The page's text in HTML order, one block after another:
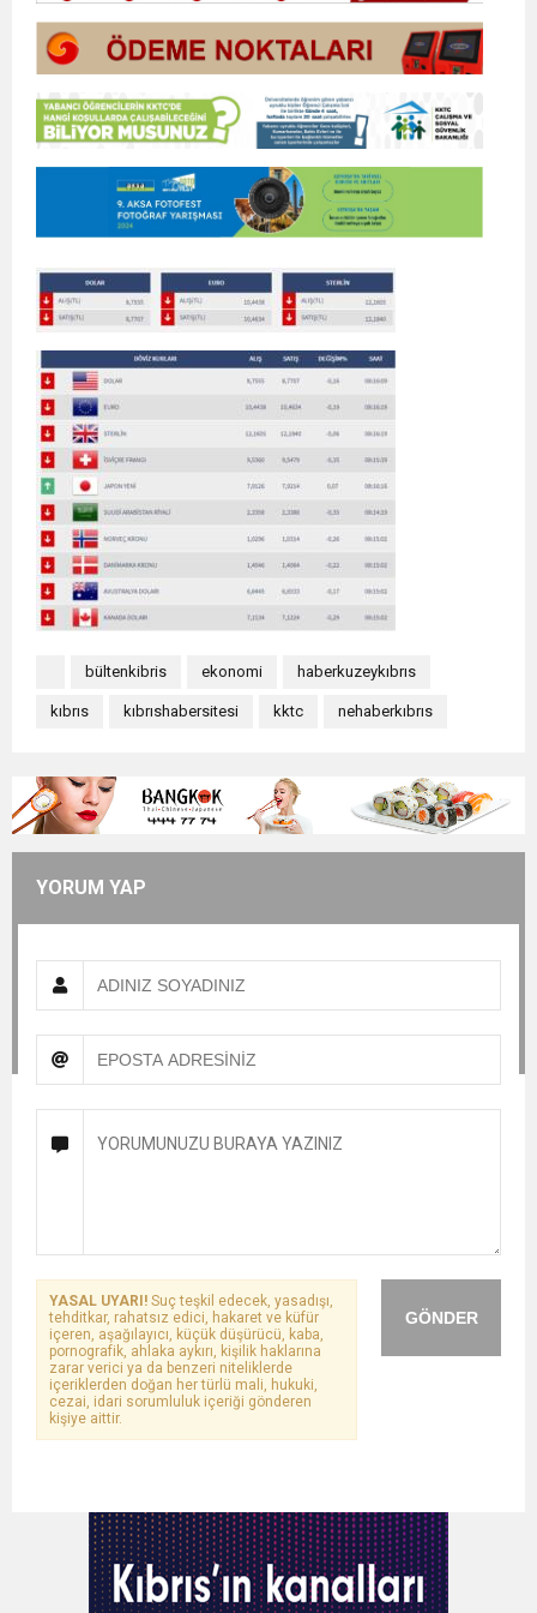
bültenkibris ekonomi haberkuzeykıbrıs
kıbrıs kıbrıshabersitesi kktc nehaberkıbrıs
YORUM YAP
GÖNDER
YASAL UYARI! Suç teşkil edecek, yasadışı,
tehditkar, rahatsız edici, hakaret ve küfür
içeren, aşağılayıcı, küçük düşürücü, kaba,
pornografik, ahlaka aykırı, kişilik haklarına
zarar verici ya da benzeri niteliklerde
içeriklerden doğan her türlü mali, hukuki,
cezai, idari sorumluluk içeriği gönderen
kişiye aittir.